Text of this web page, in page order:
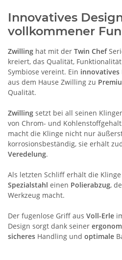
Innovatives
vollkommener
Zwilling hat mit der Twin Chef
kreiert, das Qualität,
Symbiose vereint. Ein innovatives
aus dem Hause Zwilling zu
Qualität.
Zwilling setzt bei all seinen
von Chrom- und
macht die Klinge nicht nur
korrosionsbeständig, sie erhält
Veredelung.
Als letzten Schliff erhält die
Spezialstahl einen Polierabzug,
Werkzeug macht.
Der fugenlose Griff aus Voll-Erle
Design sorgt dank seiner
sicheres Handling und optimale